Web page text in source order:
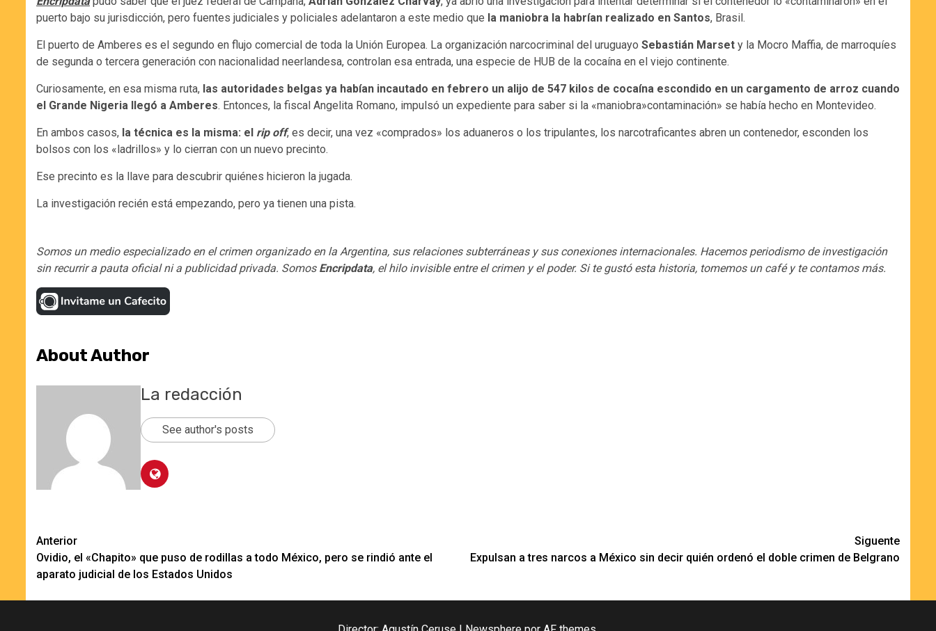
puerto bajo su jurisdicción, pero fuentes judiciales y policiales adelantaron a este medio que la maniobra la habrían realizado en Santos, Brasil.
El puerto de Amberes es el segundo en flujo comercial de toda la Unión Europea. La organización narcocriminal del uruguayo Sebastián Marset y la Mocro Maffia, de marroquíes
de segunda o tercera generación con nacionalidad neerlandesa, controlan esa entrada, una especie de HUB de la cocaína en el viejo continente.
Curiosamente, en esa misma ruta, las autoridades belgas ya habían incautado en febrero un alijo de 547 kilos de cocaína escondido en un cargamento de arroz cuando
el Grande Nigeria llegó a Amberes. Entonces, la fiscal Angelita Romano, impulsó un expediente para saber si la «maniobra»contaminación» se había hecho en Montevideo.
En ambos casos, la técnica es la misma: el rip off, es decir, una vez «comprados» los aduaneros o los tripulantes, los narcotraficantes abren un contenedor, esconden los
bolsos con los «ladrillos» y lo cierran con un nuevo precinto.
Ese precinto es la llave para descubrir quiénes hicieron la jugada.
La investigación recién está empezando, pero ya tienen una pista.
Somos un medio especializado en el crimen organizado en la Argentina, sus relaciones subterráneas y sus conexiones internacionales. Hacemos periodismo de investigación
sin recurrir a pauta oficial ni a publicidad privada. Somos Encripdata, el hilo invisible entre el crimen y el poder. Si te gustó esta historia, tomemos un café y te contamos más.
About Author
La redacción
See author's posts
Navegación
de
entradas
Anterior
Ovidio, el «Chapito» que puso de rodillas a todo México, pero se rindió ante el
aparato judicial de los Estados Unidos
Siguente
Expulsan a tres narcos a México sin decir quién ordenó el doble crimen de Belgrano